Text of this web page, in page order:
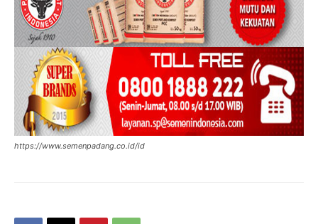
https://www.semenpadang.co.id/id